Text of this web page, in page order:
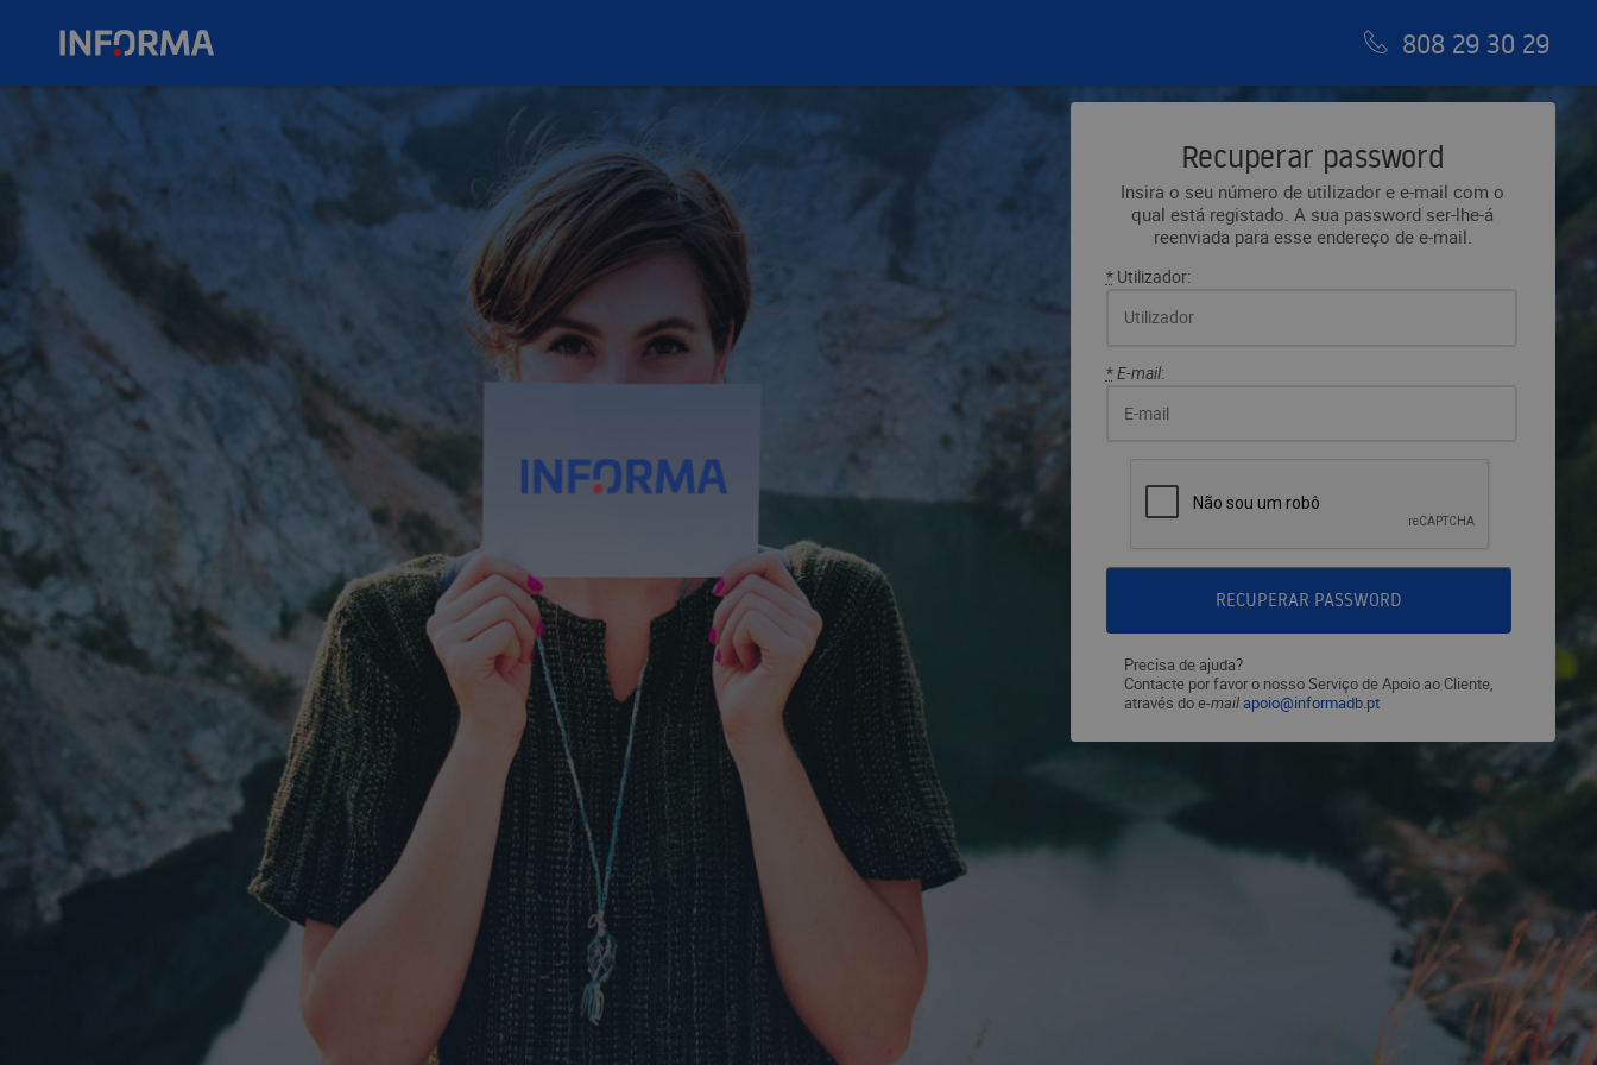
808 29 30 29
Recuperar password
Insira o seu número de utilizador e e-mail com o
qual está registado. A sua password ser-lhe-á
reenviada para esse endereço de e-mail.
*Utilizador:
*E-mail:
RECUPERAR PASSWORD
Precisa de ajuda?
Contacte por favor o nosso Serviço de Apoio ao Cliente,
através doe-mailapoio@informadb.pt